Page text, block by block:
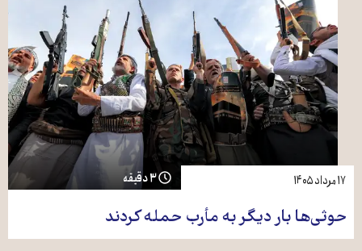
حوثی‌ها بار دیگر به مأرب حمله کردند
۱۷ مرداد ۱۴۰۵ ۳ دقیقه